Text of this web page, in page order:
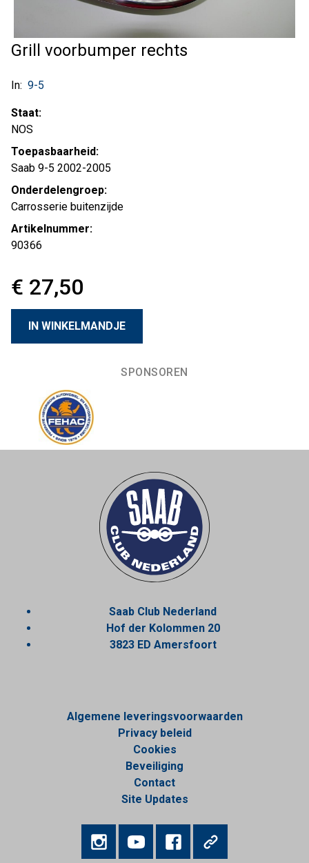
Grill voorbumper rechts
In: 9-5
Staat:
NOS
Toepasbaarheid:
Saab 9-5 2002-2005
Onderdelengroep:
Carrosserie buitenzijde
Artikelnummer:
90366
€ 27,50
SPONSOREN
Saab Club Nederland
Hof der Kolommen 20
3823 ED Amersfoort
Algemene leveringsvoorwaarden
Privacy beleid
Cookies
Beveiliging
Contact
Site Updates